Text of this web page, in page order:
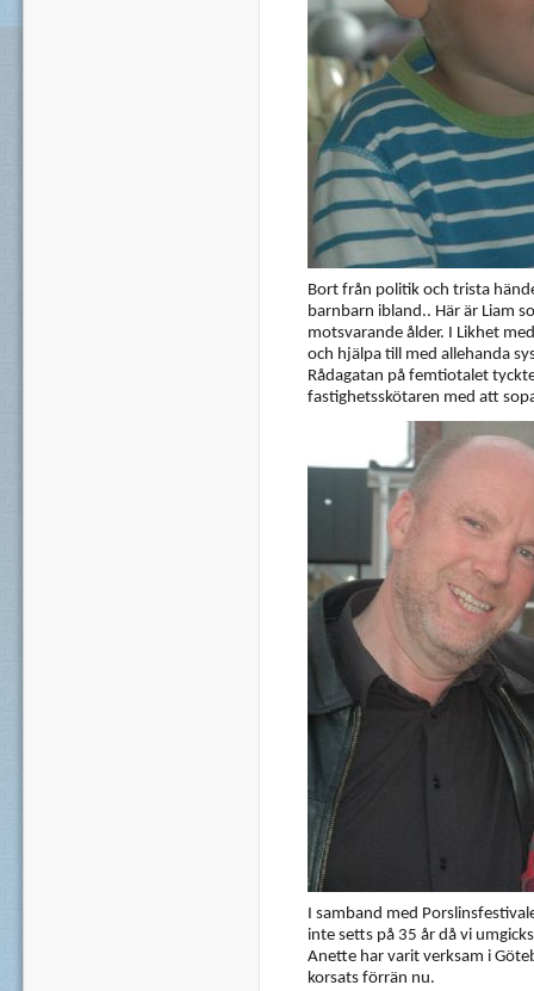
Bort från politik och trista
barnbarn ibland.. Här är Liam
motsvarande ålder. I Likhet
och hjälpa till med allehanda
Rådagatan på femtiotalet
fastighetsskötaren med att
I samband med
inte setts på 35 år då vi
Anette har varit verksam i
korsats förrän nu.